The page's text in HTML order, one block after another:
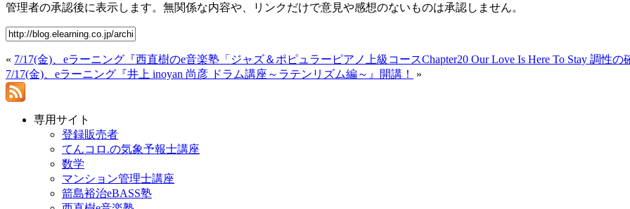
管理者の承認後に表示します。無関係な内容や、リンクだけで意見や感想のないものは承認しません。
« 7/17(金)、eラーニング『西直樹のe音楽塾「ジャズ＆ポピュラーピアノ上級コースChapter20 Our Love Is Here To Stay 調性
7/17(金)、eラーニング『井上 inoyan 尚彦 ドラム講座～ラテンリズム編～』開講！
»
専用サイト
登録販売者
てんコロ.の気象予報士講座
数学
マンション管理士講座
箭島裕治eBASS塾